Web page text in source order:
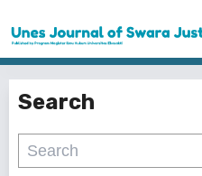
Search